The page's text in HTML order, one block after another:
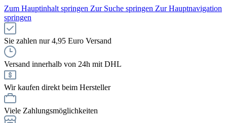
Zum Hauptinhalt springen Zur Suche springen Zur Hauptnavigation
springen
Sie zahlen nur 4,95 Euro Versand
Versand innerhalb von 24h mit DHL
Wir kaufen direkt beim Hersteller
Viele Zahlungsmöglichkeiten